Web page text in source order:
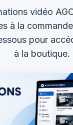
vidéo
à la
pour
à la boutique.